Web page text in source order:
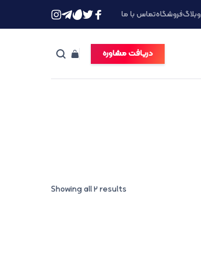
وبلاگفروشگاهتماس با ما
دریافت مشاوره
Showing all 2 results